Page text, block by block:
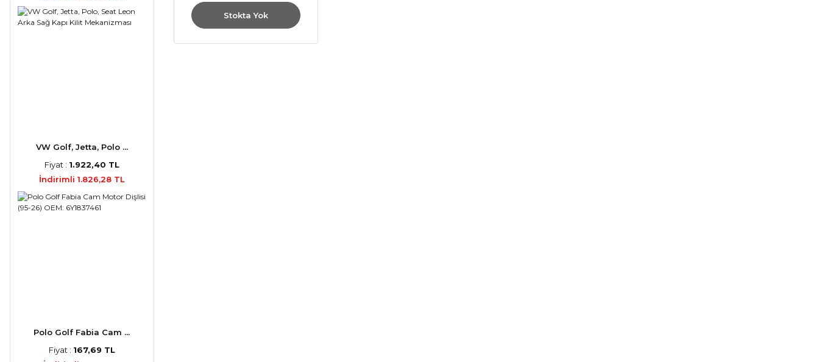
VW Golf, Jetta, Polo ...
Fiyat : 1.922,40 TL
İndirimli 1.826,28 TL
Polo Golf Fabia Cam ...
Fiyat : 167,69 TL
Stokta Yok